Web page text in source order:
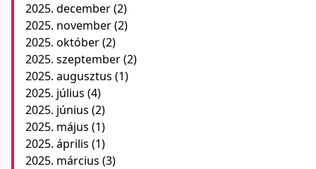
2025. december(2)
2025. november(2)
2025. október(2)
2025. szeptember(2)
2025. augusztus (1)
2025. július (4)
2025. június (2)
2025. május (1)
2025. április (1)
2025. március (3)